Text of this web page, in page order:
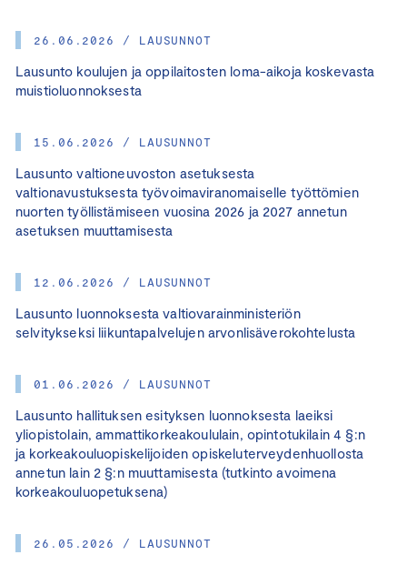
26.06.2026 / LAUSUNNOT
Lausunto koulujen ja oppilaitosten loma-aikoja koskevasta
muistioluonnoksesta
15.06.2026 / LAUSUNNOT
Lausunto valtioneuvoston asetuksesta
valtionavustuksesta työvoimaviranomaiselle työttömien
nuorten työllistämiseen vuosina 2026 ja 2027 annetun
asetuksen muuttamisesta
12.06.2026 / LAUSUNNOT
Lausunto luonnoksesta valtiovarainministeriön
selvitykseksi liikuntapalvelujen arvonlisäverokohtelusta
01.06.2026 / LAUSUNNOT
Lausunto hallituksen esityksen luonnoksesta laeiksi
yliopistolain, ammattikorkeakoululain, opintotukilain 4 §:n
ja korkeakouluopiskelijoiden opiskeluterveydenhuollosta
annetun lain 2 §:n muuttamisesta (tutkinto avoimena
korkeakouluopetuksena)
26.05.2026 / LAUSUNNOT